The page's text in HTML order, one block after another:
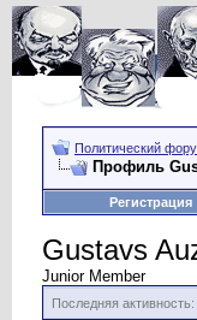
Политический
Профиль
Регистрация
Gustavs
Junior Member
Последняя активность: